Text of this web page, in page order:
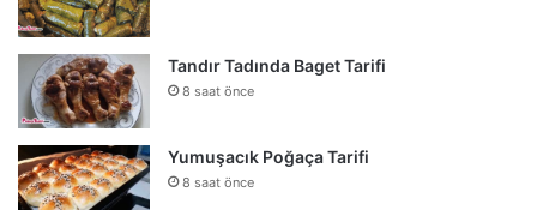
Tandır Tadında Baget Tarifi
8 saat önce
Yumuşacık Poğaça Tarifi
8 saat önce